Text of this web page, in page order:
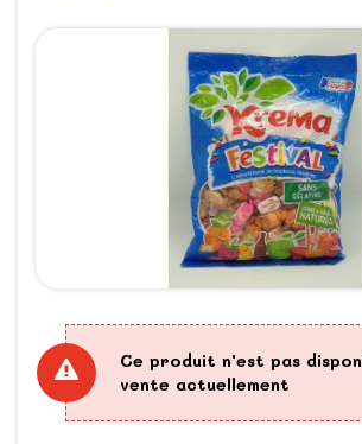
Ce produit n'est pas
vente actuellement